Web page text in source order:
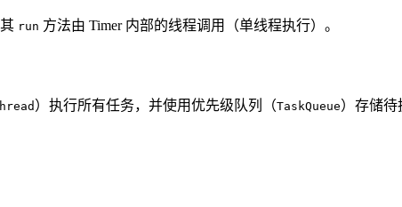
run 方法由 Timer 内部的线程调用（单线程执行）。
）执行所有任务，并使用优先级队列（TaskQueue）存储待